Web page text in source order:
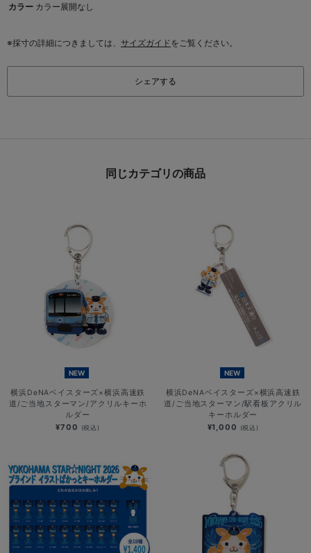
カラー カラー展開なし
※採寸の詳細につきましては、 サイズガイドをご覧ください。
シェアする
同じカテゴリの商品
NEW
横浜DeNAベイスターズ×横浜高速鉄
道/ご当地スターマン/アクリルキーホ
ルダー
¥700 (税込)
NEW
横浜DeNAベイスターズ×横浜高速鉄
道/ご当地スターマン/駅看板アクリル
キーホルダー
¥1,000 (税込)